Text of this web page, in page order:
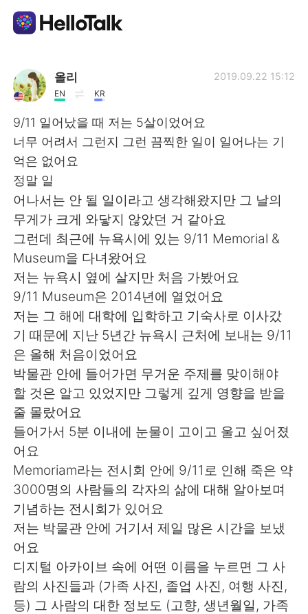
언어 교환 앱
AI Grammar Checker
한국어
English 简体中文
繁體中文 Español
العربية Français
Deutsch 日本語
Русский ไทย
Indonesia Italiano
Türkçe
Português
올리
EN KR
2019.09.22 15:12
9/11 일어났을 때 저는 5살이었어요
너무 어려서 그런지 그런 끔찍한 일이 일어나는 기
억은 없어요
정말 일
어나서는 안 될 일이라고 생각해왔지만 그 날의
무게가 크게 와닿지 않았던 거 같아요
그런데 최근에 뉴욕시에 있는 9/11 Memorial &
Museum을 다녀왔어요
저는 뉴욕시 옆에 살지만 처음 가봤어요
9/11 Museum은 2014년에 열었어요
저는 그 해에 대학에 입학하고 기숙사로 이사갔
기 때문에 지난 5년간 뉴욕시 근처에 보내는 9/11
은 올해 처음이었어요
박물관 안에 들어가면 무거운 주제를 맞이해야
할 것은 알고 있었지만 그렇게 깊게 영향을 받을
줄 몰랐어요
들어가서 5분 이내에 눈물이 고이고 울고 싶어졌
어요
Memoriam라는 전시회 안에 9/11로 인해 죽은 약
3000명의 사람들의 각자의 삶에 대해 알아보며
기념하는 전시회가 있어요
저는 박물관 안에 거기서 제일 많은 시간을 보냈
어요
디지털 아카이브 속에 어떤 이름을 누르면 그 사
람의 사진들과 (가족 사진, 졸업 사진, 여행 사진,
등) 그 사람의 대한 정보도 (고향, 생년월일, 가족